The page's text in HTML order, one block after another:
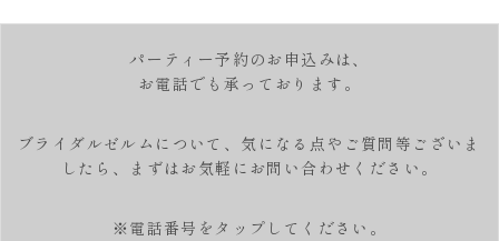
パーティー予約のお申込みは、
お電話でも承っております。
ブライダルゼルムについて、気になる点やご質問等ございま
したら、
まずはお気軽にお問い合わせください。
※電話番号をタップしてください。